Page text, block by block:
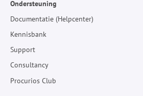
Ondersteuning
Documentatie (Helpcenter)
Kennisbank
Support
Consultancy
Procurios Club